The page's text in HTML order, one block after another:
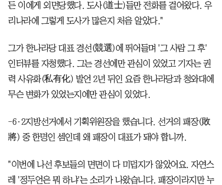
든 이에게 외면당했다. 도사(道士)들만 전화를 걸어왔다. 우
리나라에 그렇게 도사가 많은지 처음 알았다."
그가 한나라당 대표 경선(競選)에 뛰어들며 '그 사람 그 후'
인터뷰를 자청했다. 그는 경선에만 관심이 있었고 기자는 권
력 사유화(私有化) 발언 2년 뒤인 요즘 한나라당과 청와대에
무슨 변화가 있었는지에만 관심이 있었다.
-6·2지방선거에서 기획위원장을 했습니다. 선거의 패장(敗
將) 중 한명인 셈인데 왜 패장이 대표가 돼야 합니까.
"이번에 나선 후보들의 면면이 다 미덥지가 않았어요. 자연스
레 '정두언은 뭐 하냐'는 소리가 나왔습니다. 패장이라지만 누